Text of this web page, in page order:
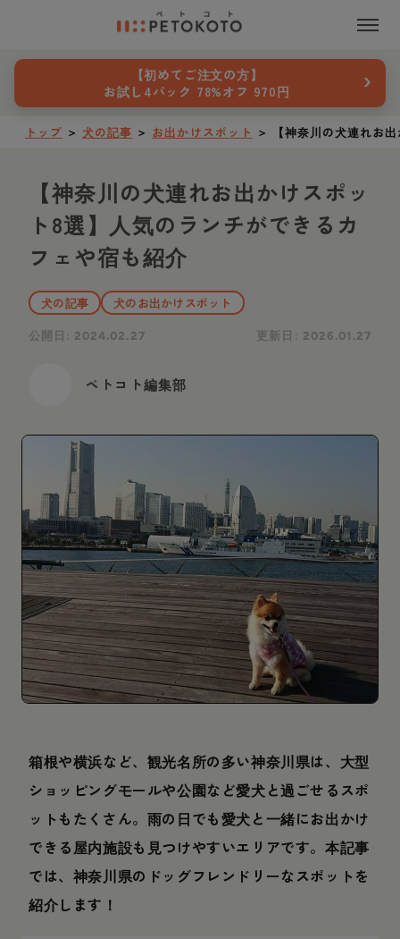
【初めてご注文の方】
お試し4パック 78%オフ 970円
›
トップ ＞ 犬の記事 ＞ お出かけスポット ＞ 【神奈川の犬連れお
【神奈川の犬連れお出かけスポッ
ト8選】人気のランチができるカ
フェや宿も紹介
犬の記事
犬のお出かけスポット
公開日: 2024.02.27 更新日: 2026.01.27
ペトコト編集部
箱根や横浜など、観光名所の多い神奈川県は、大型
ショッピングモールや公園など愛犬と過ごせるスポ
ットもたくさん。雨の日でも愛犬と一緒にお出かけ
できる屋内施設も見つけやすいエリアです。本記事
では、神奈川県のドッグフレンドリーなスポットを
紹介します！